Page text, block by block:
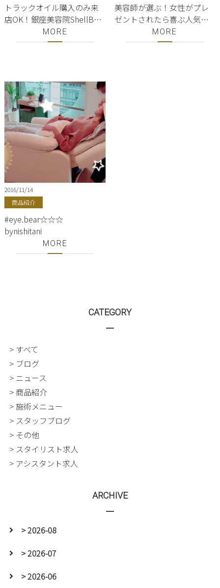
トラックオイル購入のみ来
店OK！銀座美容院ShellBear
／NO.3金木犀の香り／東京
都内／track oil
MORE
美容師が選ぶ！女性がプレ
ゼントされたら喜ぶ人気の
シャンプー、トリートメン
ト３選！美容師が選ぶ厳選
MORE
2016/11/14
商品紹介
#eye.bear☆☆☆
bynishitani
MORE
CATEGORY
> すべて
> ブログ
> ニュース
> 商品紹介
> 施術メニュー
> スタッフブログ
> その他
> スタイリスト求人
> アシスタント求人
ARCHIVE
> 2026-08
> 2026-07
> 2026-06